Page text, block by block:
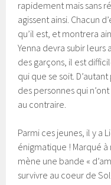
rapidement mais sans
agissent ainsi. Chacun
qu’il est, et montrera
Yenna devra subir
des garçons, il est
qui que se soit.
des personnes qui
au contraire.
Parmi ces jeunes, il y a
énigmatique ! Marqué
mène une bande «
survivre au coeur de